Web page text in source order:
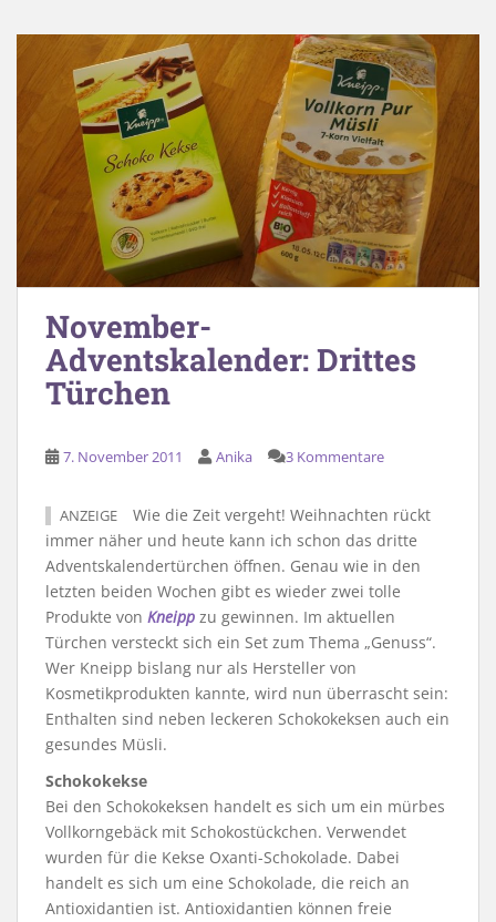
November-
Adventskalender: Drittes
Türchen
7. November 2011 Anika 3 Kommentare
ANZEIGE
Wie die Zeit vergeht! Weihnachten rückt
immer näher und heute kann ich schon das dritte
Adventskalendertürchen öffnen. Genau wie in den
letzten beiden Wochen gibt es wieder zwei tolle
Produkte von Kneipp zu gewinnen. Im aktuellen
Türchen versteckt sich ein Set zum Thema „Genuss“.
Wer Kneipp bislang nur als Hersteller von
Kosmetikprodukten kannte, wird nun überrascht sein:
Enthalten sind neben leckeren Schokokeksen auch ein
gesundes Müsli.
Schokokekse
Bei den Schokokeksen handelt es sich um ein mürbes
Vollkorngebäck mit Schokostückchen. Verwendet
wurden für die Kekse Oxanti-Schokolade. Dabei
handelt es sich um eine Schokolade, die reich an
Antioxidantien ist. Antioxidantien können freie